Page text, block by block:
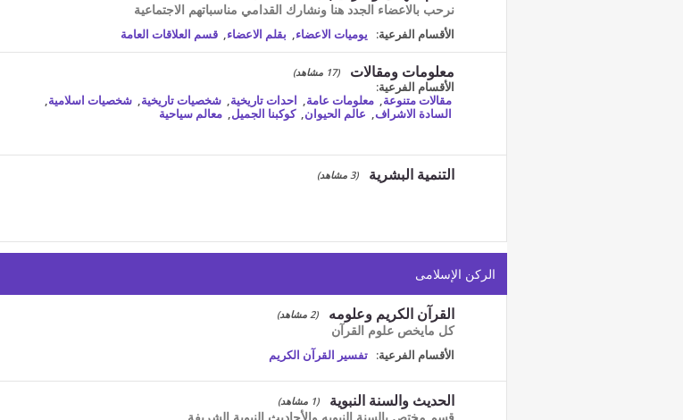
نرحب بالاعضاء الجدد هنا ونشارك القدامي مناسباتهم الاجتماعية
الأقسام الفرعية: يوميات الاعضاء, بقلم الاعضاء, قسم العلاقات العامة
معلومات ومقالات (17 مشاهد)
الأقسام الفرعية:
مقالات متنوعة, معلومات عامة, احدات تاريخية, شخصيات تاريخية, شخصيات اسلامية,
السادة الاشراف, عالم الحيوان, كوكبنا الجميل, معالم سياحية
التنمية البشرية (3 مشاهد)
الركن الإسلامى
القرآن الكريم وعلومه (2 مشاهد)
كل مايخص علوم القرآن
الأقسام الفرعية: تفسير القرآن الكريم
الحديث والسنة النبوية (1 مشاهد)